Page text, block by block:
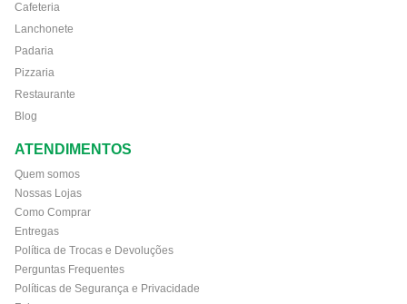
Cafeteria
Lanchonete
Padaria
Pizzaria
Restaurante
Blog
ATENDIMENTOS
Quem somos
Nossas Lojas
Como Comprar
Entregas
Política de Trocas e Devoluções
Perguntas Frequentes
Políticas de Segurança e Privacidade